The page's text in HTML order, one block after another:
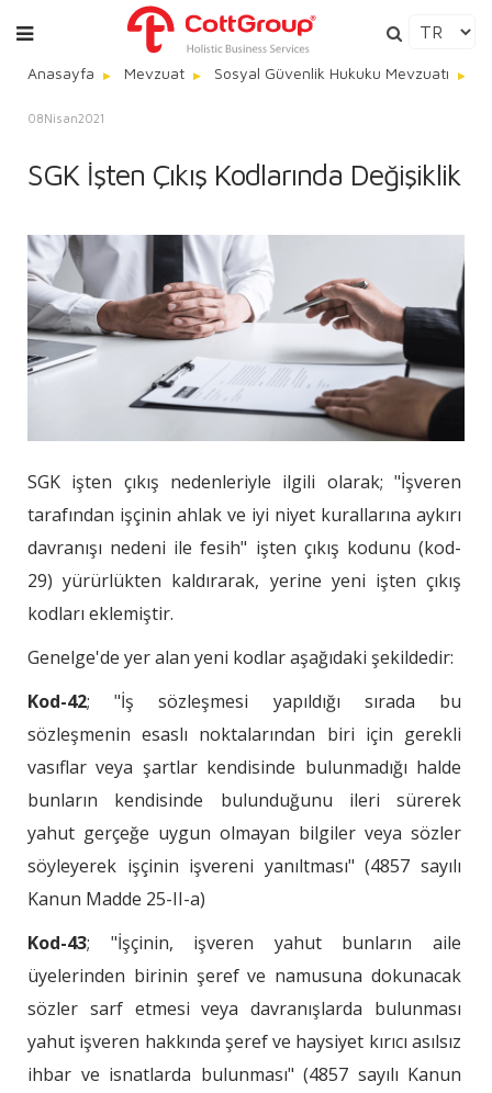
Anasayfa Mevzuat Sosyal Güvenlik Hukuku Mevzuatı
08Nisan2021
SGK İşten Çıkış Kodlarında Değişiklik
SGK işten çıkış nedenleriyle ilgili olarak; "İşveren
tarafından işçinin ahlak ve iyi niyet kurallarına aykırı
davranışı nedeni ile fesih" işten çıkış kodunu (kod-
29) yürürlükten kaldırarak, yerine yeni işten çıkış
kodları eklemiştir.
Genelge'de yer alan yeni kodlar aşağıdaki şekildedir:
Kod-42; "İş sözleşmesi yapıldığı sırada bu
sözleşmenin esaslı noktalarından biri için gerekli
vasıflar veya şartlar kendisinde bulunmadığı halde
bunların kendisinde bulunduğunu ileri sürerek
yahut gerçeğe uygun olmayan bilgiler veya sözler
söyleyerek işçinin işvereni yanıltması" (4857 sayılı
Kanun Madde 25-II-a)
Kod-43; "İşçinin, işveren yahut bunların aile
üyelerinden birinin şeref ve namusuna dokunacak
sözler sarf etmesi veya davranışlarda bulunması
yahut işveren hakkında şeref ve haysiyet kırıcı asılsız
ihbar ve isnatlarda bulunması" (4857 sayılı Kanun